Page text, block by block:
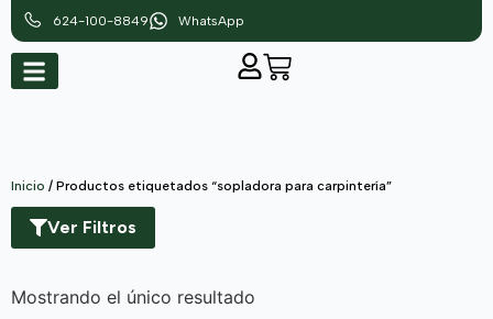
624-100-8849 WhatsApp
Inicio / Productos etiquetados “sopladora para carpintería”
Ver Filtros
Mostrando el único resultado